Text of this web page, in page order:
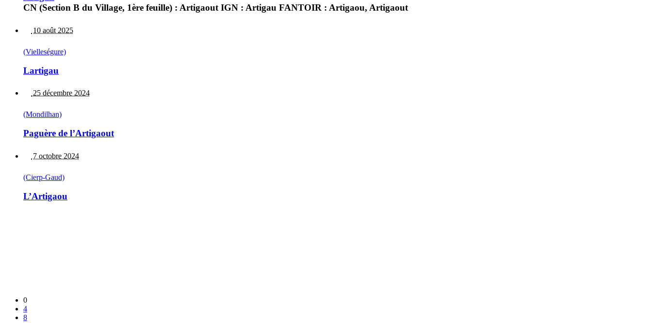
CN (Section B du Village, 1ère feuille) : Artigaout IGN : Artigau FANTOIR : Artigaou, Artigaout
10 août 2025
(Vielleségure)
Lartigau
25 décembre 2024
(Mondilhan)
Paguère de l’Artigaout
7 octobre 2024
(Cierp-Gaud)
L’Artigaou
0
4
8